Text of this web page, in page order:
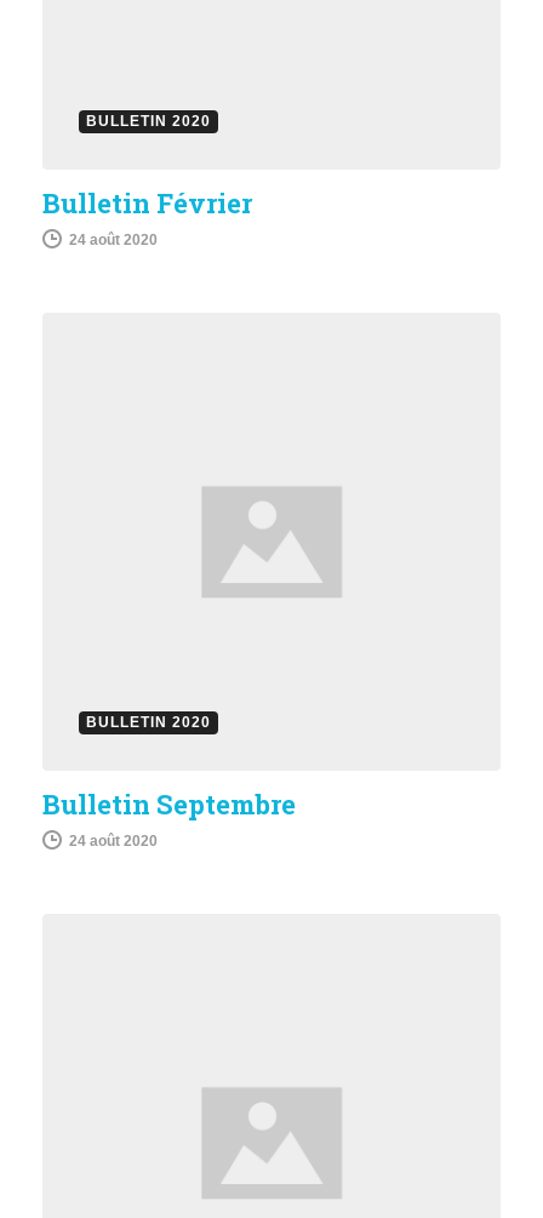
BULLETIN 2020
Bulletin Février
24 août 2020
BULLETIN 2020
Bulletin Septembre
24 août 2020